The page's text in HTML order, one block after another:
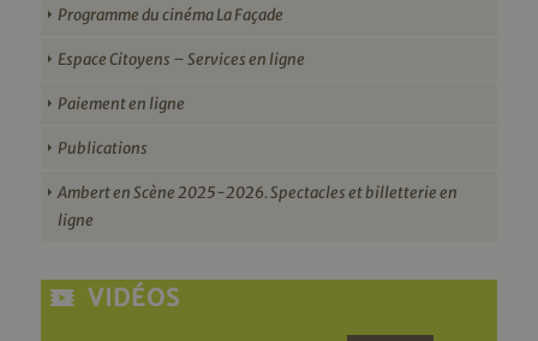
Programme du cinéma La Façade
Espace Citoyens – Services en ligne
Paiement en ligne
Publications
Ambert en Scène 2025-2026. Spectacles et billetterie en
ligne
VIDÉOS